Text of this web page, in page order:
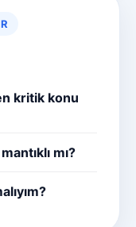
kritik konu
mı?